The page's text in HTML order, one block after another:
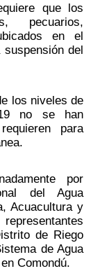
que los
pecuarios,
en el
del
los niveles de
no se han
para
por
del Agua
Acuacultura y
de Riego
de Agua
Comondú.